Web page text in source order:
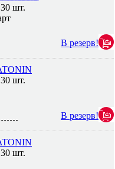
шт.
В резерв!
шт.
В резерв!
шт.